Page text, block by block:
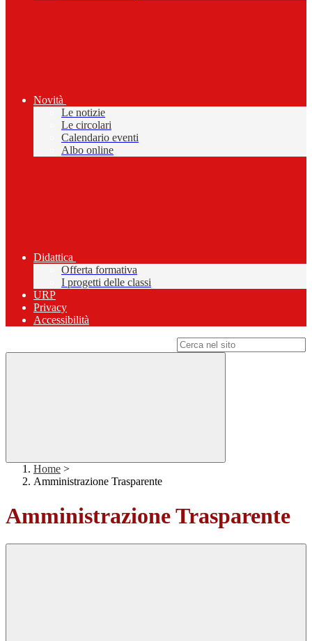
Novità
Le notizie
Le circolari
Calendario eventi
Albo online
Didattica
Offerta formativa
I progetti delle classi
URP
Privacy
Accessibilità
Home >
Amministrazione Trasparente
Amministrazione Trasparente